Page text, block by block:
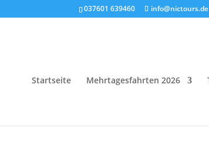
037601 639460 info@nictours.de
Startseite Mehrtagesfahrten 2026